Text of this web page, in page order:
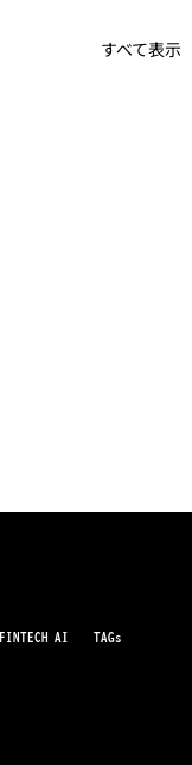
すべて表示
FINTECH AI TAGs